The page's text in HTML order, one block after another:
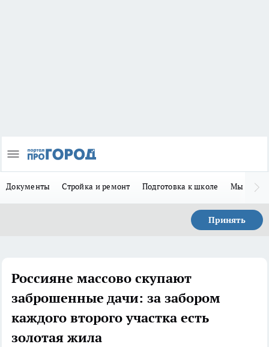
Документы Стройка и ремонт Подготовка к школе Мы в MAX
Принять
Россияне массово скупают
заброшенные дачи: за забором
каждого второго участка есть
золотая жила